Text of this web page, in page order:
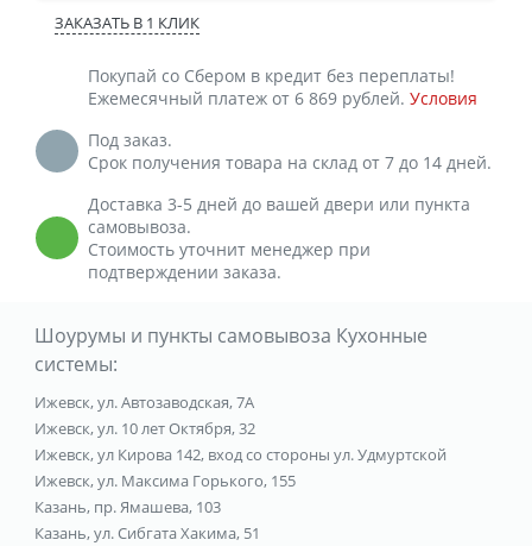
ЗАКАЗАТЬ В 1 КЛИК
Покупай со Сбером в кредит без переплаты!
Ежемесячный платеж от 6 869 рублей. Условия
Под заказ.
Срок получения товара на склад от 7 до 14 дней.
Доставка 3-5 дней до вашей двери или пункта
самовывоза.
Стоимость уточнит менеджер при
подтверждении заказа.
Шоурумы и пункты самовывоза Кухонные
системы:
Ижевск, ул. Автозаводская, 7А
Ижевск, ул. 10 лет Октября, 32
Ижевск, ул Кирова 142, вход со стороны ул. Удмуртской
Ижевск, ул. Максима Горького, 155
Казань, пр. Ямашева, 103
Казань, ул. Сибгата Хакима, 51